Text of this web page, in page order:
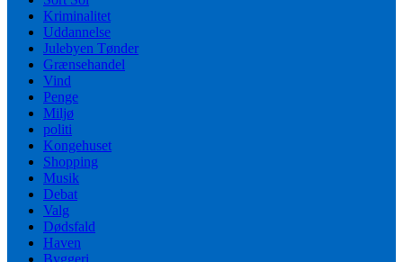
Kriminalitet
Uddannelse
Julebyen Tønder
Grænsehandel
Vind
Penge
Miljø
politi
Kongehuset
Shopping
Musik
Debat
Valg
Dødsfald
Haven
Byggeri